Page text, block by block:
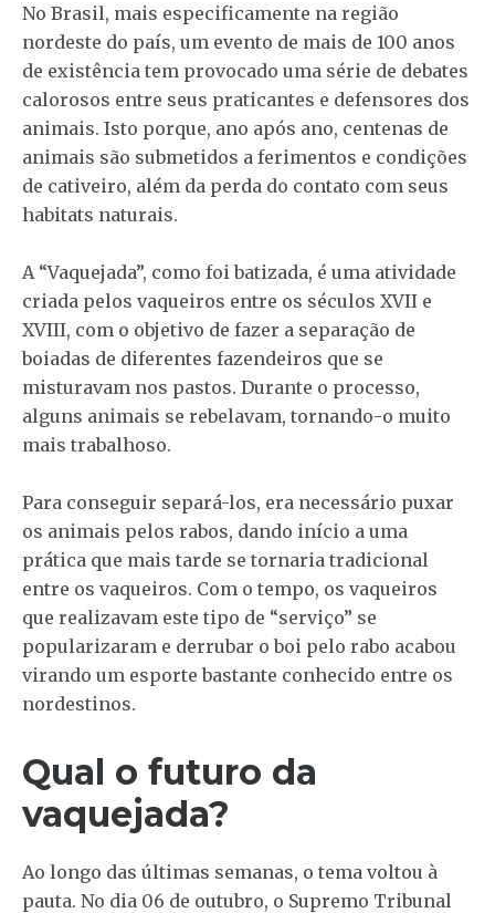
No Brasil, mais especificamente na região
nordeste do país, um evento de mais de 100 anos
de existência tem provocado uma série de debates
calorosos entre seus praticantes e defensores dos
animais. Isto porque, ano após ano, centenas de
animais são submetidos a ferimentos e condições
de cativeiro, além da perda do contato com seus
habitats naturais.
A “Vaquejada”, como foi batizada, é uma atividade
criada pelos vaqueiros entre os séculos XVII e
XVIII, com o objetivo de fazer a separação de
boiadas de diferentes fazendeiros que se
misturavam nos pastos. Durante o processo,
alguns animais se rebelavam, tornando-o muito
mais trabalhoso.
Para conseguir separá-los, era necessário puxar
os animais pelos rabos, dando início a uma
prática que mais tarde se tornaria tradicional
entre os vaqueiros. Com o tempo, os vaqueiros
que realizavam este tipo de “serviço” se
popularizaram e derrubar o boi pelo rabo acabou
virando um esporte bastante conhecido entre os
nordestinos.
Qual o futuro da
vaquejada?
Ao longo das últimas semanas, o tema voltou à
pauta. No dia 06 de outubro, o Supremo Tribunal